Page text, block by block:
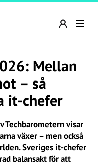
Mellan
– så
it-chefer
Techbarometern visar
växer – men också
Sveriges it-chefer
balansakt för att